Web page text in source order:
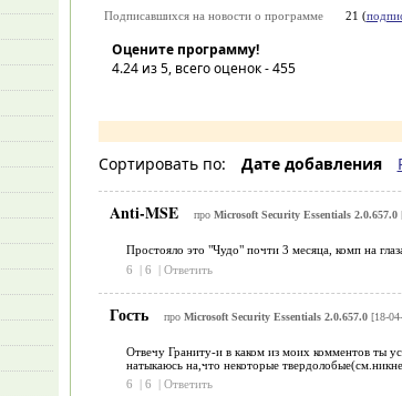
Подписавшихся на новости о программе
21 (
Оцените программу!
4.24из 5, всего оценок -455
Сортировать по: Дате добавления
Anti-MSE про Microsoft Security Essentials 2.0.657.0
Простояло это "Чудо" почти 3 месяца, комп на
6
| 6 | Ответить
Гость про Microsoft Security Essentials 2.0.657.0[18-
Отвечу Граниту-и в каком из моих комментов ты
натыкаюсь на,что некоторые
6
| 6 | Ответить